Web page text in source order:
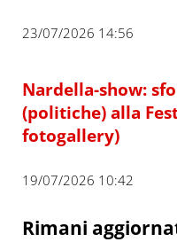
23/07/2026 14:56
Nardella-show:
(politiche) alla
fotogallery)
19/07/2026 10:42
Rimani